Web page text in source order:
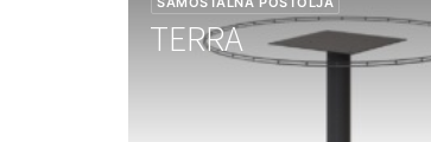
TERRA